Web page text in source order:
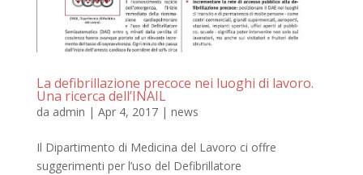
La defibrillazione precoce nei luoghi di lavoro.
Una ricerca dell’INAIL
da admin | Apr 4, 2017| news
Il Dipartimento di Medicina del Lavoro ci offre
suggerimenti per l’uso del Defibrillatore